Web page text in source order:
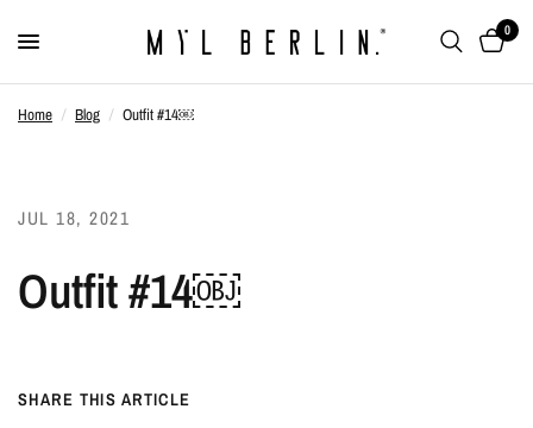
0
Home / Blog / Outfit #14￼
JUL 18, 2021
Outfit #14￼
SHARE THIS ARTICLE